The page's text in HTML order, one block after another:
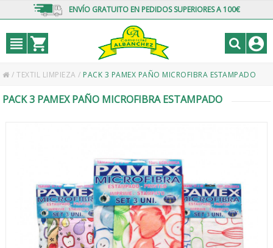
ENVÍO GRATUITO EN PEDIDOS SUPERIORES A 100€
/TEXTIL LIMPIEZA/ PACK 3 PAMEX PAÑO MICROFIBRA ESTAMPADO
PACK 3 PAMEX PAÑO MICROFIBRA ESTAMPADO